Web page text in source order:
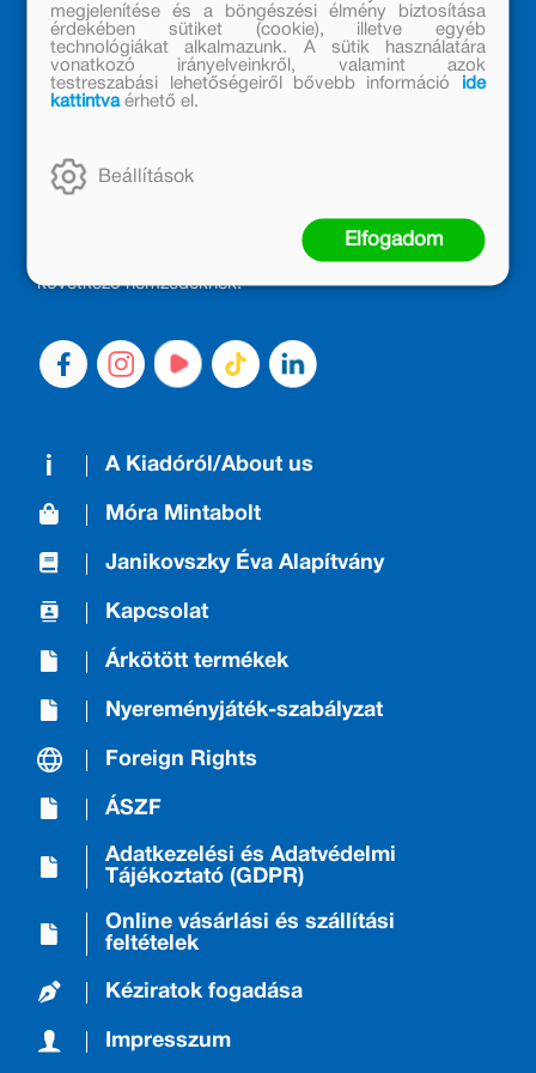
CSALÁDTAG
olvasás örömével, olvasni szerető gyerekekből olvasni
szerető felnőttek lettek, akik mindezt továbbadták a
következő nemzedéknek.
A Kiadóról/About us
Móra Mintabolt
Janikovszky Éva Alapítvány
Kapcsolat
Árkötött termékek
Nyereményjáték-szabályzat
Foreign Rights
ÁSZF
Adatkezelési és Adatvédelmi
Tájékoztató (GDPR)
Online vásárlási és szállítási
feltételek
Kéziratok fogadása
Impresszum
megjelenítése és a böngészési élmény biztosítása
érdekében sütiket (cookie), illetve egyéb
technológiákat alkalmazunk. A sütik használatára
vonatkozó irányelveinkről, valamint azok
testreszabási lehetőségeiről bővebb információ
ide
kattintvaérhető el.
Beállítások
Elfogadom